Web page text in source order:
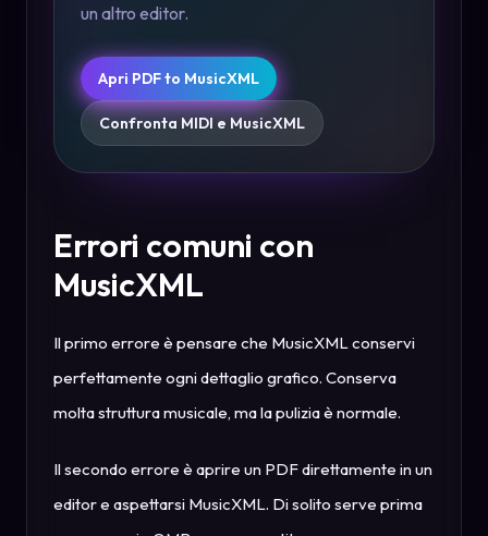
un altro editor.
Apri PDF to MusicXML
Confronta MIDI e MusicXML
Errori comuni con
MusicXML
Il primo errore è pensare che MusicXML conservi
perfettamente ogni dettaglio grafico. Conserva
molta struttura musicale, ma la pulizia è normale.
Il secondo errore è aprire un PDF direttamente in un
editor e aspettarsi MusicXML. Di solito serve prima